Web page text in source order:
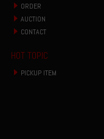
ORDER
AUCTION
CONTACT
HOT TOPIC
PICKUP ITEM